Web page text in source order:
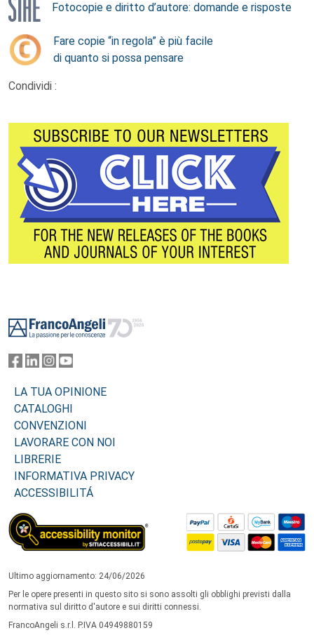
Fotocopie e diritto d’autore: domande e risposte
Fare copie “in regola” è più facile
di quanto si possa pensare
Condividi :
LA TUA OPINIONE
CATALOGHI
CONVENZIONI
LAVORARE CON NOI
LIBRERIE
INFORMATIVA PRIVACY
ACCESSIBILITÁ
Ultimo aggiornamento: 24/06/2026
Per le opere presenti in questo sito si sono assolti gli obblighi previsti dalla
normativa sul diritto d'autore e sui diritti connessi.
FrancoAngeli s.r.l. P.IVA 04949880159